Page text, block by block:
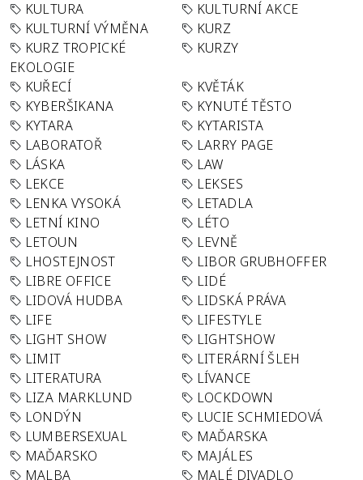
KULTURA
KULTURNÍ AKCE
KULTURNÍ VÝMĚNA
KURZ
KURZ TROPICKÉ
EKOLOGIE
KURZY
KUŘECÍ
KVĚTÁK
KYBERŠIKANA
KYNUTÉ TĚSTO
KYTARA
KYTARISTA
LABORATOŘ
LARRY PAGE
LÁSKA
LAW
LEKCE
LEKSES
LENKA VYSOKÁ
LETADLA
LETNÍ KINO
LÉTO
LETOUN
LEVNĚ
LHOSTEJNOST
LIBOR GRUBHOFFER
LIBRE OFFICE
LIDÉ
LIDOVÁ HUDBA
LIDSKÁ PRÁVA
LIFE
LIFESTYLE
LIGHT SHOW
LIGHTSHOW
LIMIT
LITERÁRNÍ ŠLEH
LITERATURA
LÍVANCE
LIZA MARKLUND
LOCKDOWN
LONDÝN
LUCIE SCHMIEDOVÁ
LUMBERSEXUAL
MAĎARSKA
MAĎARSKO
MAJÁLES
MALBA
MALÉ DIVADLO